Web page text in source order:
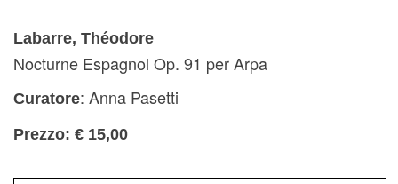
Labarre, Théodore
Nocturne Espagnol Op. 91 per Arpa
Curatore: Anna Pasetti
Prezzo: € 15,00